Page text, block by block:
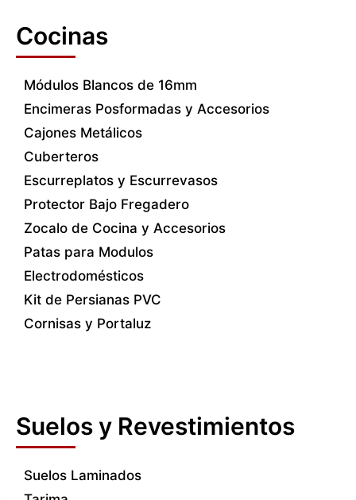
Cocinas
Módulos Blancos de 16mm
Encimeras Posformadas y Accesorios
Cajones Metálicos
Cuberteros
Escurreplatos y Escurrevasos
Protector Bajo Fregadero
Zocalo de Cocina y Accesorios
Patas para Modulos
Electrodomésticos
Kit de Persianas PVC
Cornisas y Portaluz
Suelos y Revestimientos
Suelos Laminados